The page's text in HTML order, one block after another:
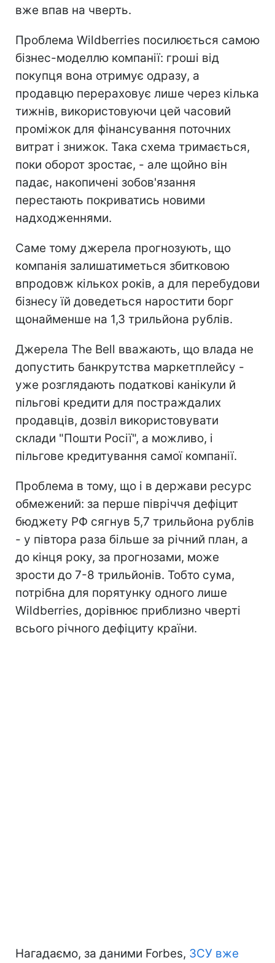
вже впав на чверть.
Проблема Wildberries посилюється самою
бізнес-моделлю компанії: гроші від
покупця вона отримує одразу, а
продавцю перераховує лише через кілька
тижнів, використовуючи цей часовий
проміжок для фінансування поточних
витрат і знижок. Така схема тримається,
поки оборот зростає, - але щойно він
падає, накопичені зобов'язання
перестають покриватись новими
надходженнями.
Саме тому джерела прогнозують, що
компанія залишатиметься збитковою
впродовж кількох років, а для перебудови
бізнесу їй доведеться наростити борг
щонайменше на 1,3 трильйона рублів.
Джерела The Bell вважають, що влада не
допустить банкрутства маркетплейсу -
уже розглядають податкові канікули й
пільгові кредити для постраждалих
продавців, дозвіл використовувати
склади "Пошти Росії", а можливо, і
пільгове кредитування самої компанії.
Проблема в тому, що і в держави ресурс
обмежений: за перше півріччя дефіцит
бюджету РФ сягнув 5,7 трильйона рублів
- у півтора раза більше за річний план, а
до кінця року, за прогнозами, може
зрости до 7-8 трильйонів. Тобто сума,
потрібна для порятунку одного лише
Wildberries, дорівнює приблизно чверті
всього річного дефіциту країни.
Нагадаємо, за даними Forbes, ЗСУ вже